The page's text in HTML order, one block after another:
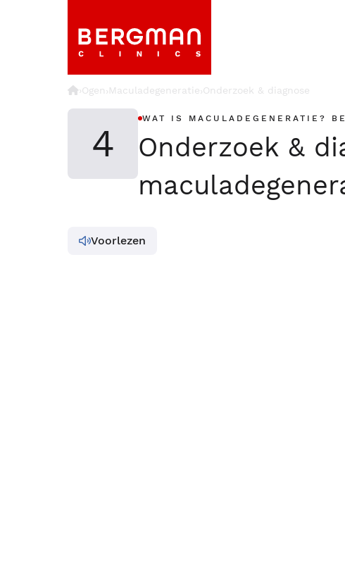
›Ogen›Maculadegeneratie›Onderzoek & diagnose
4
WAT IS MACULADEGENERATIE?
Onderzoek &
Voorlezen